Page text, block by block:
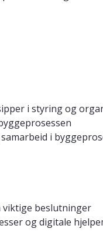
i styring og
i
beslutninger
og digitale